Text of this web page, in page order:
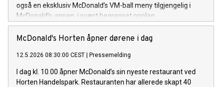
også en eksklusiv McDonald’s VM-ball meny tilgjengelig i
McDonald’s-appen, i svært begrenset opplag.
McDonald's Horten åpner dørene i dag
12.5.2026 08:30:00 CEST Pressemelding
I dag kl. 10.00 åpner McDonald’s sin nyeste restaurant ved
Horten Handelspark. Restauranten har allerede skapt 40